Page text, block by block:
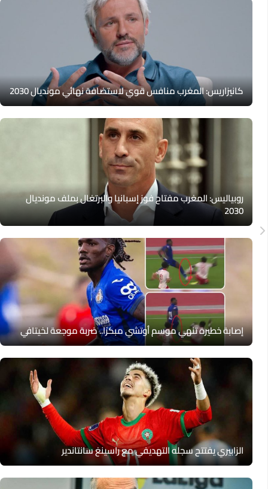
كانيزاريس: المغرب منافس قوي لاستضافة نهائي مونديال 2030
روبياليس: المغرب مفتاح فوز إسبانيا والبرتغال بملف مونديال
2030
إصابة خطيرة تنهي موسم أوتشي مبكرًا.. ضربة موجعة لخيتافي
الزابيري يفتتح سجله التهديفي مع راسينغ سانتاندير